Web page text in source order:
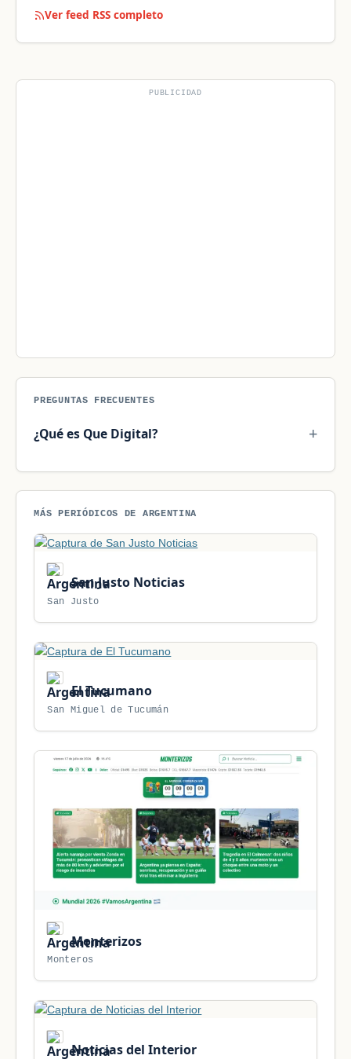
Ver feed RSS completo
PUBLICIDAD
PREGUNTAS FRECUENTES
¿Qué es Que Digital?
MÁS PERIÓDICOS DE ARGENTINA
San Justo Noticias
San Justo
El Tucumano
San Miguel de Tucumán
Monterizos
Monteros
Noticias del Interior